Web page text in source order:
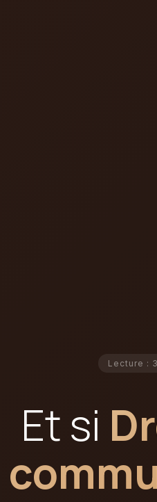
Lecture :
Et si